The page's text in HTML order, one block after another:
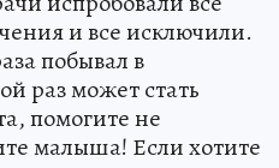
и все исключили.
побывал в
раз может стать
помогите не
малыша! Если хотите